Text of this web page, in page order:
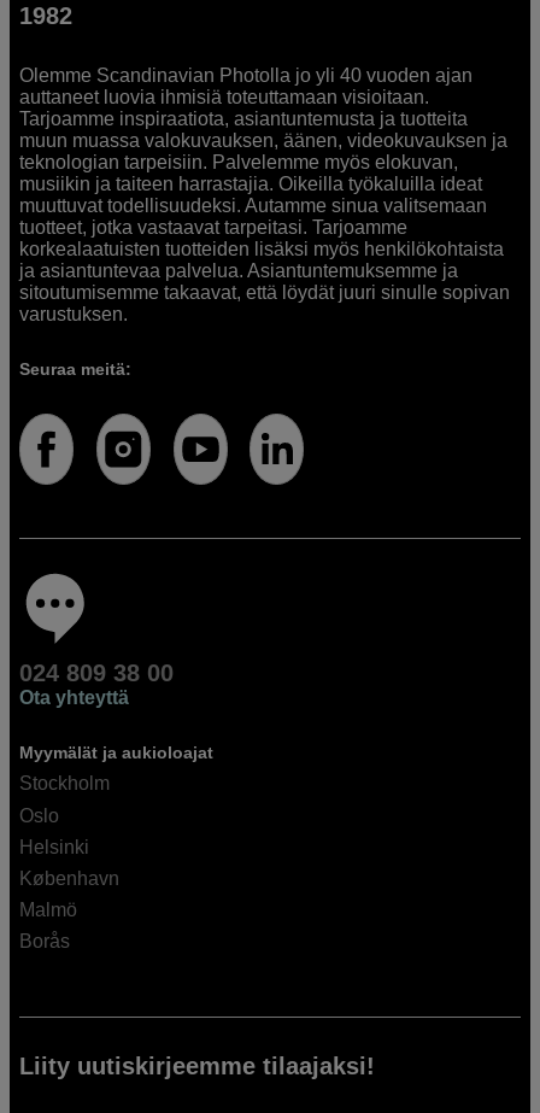
1982
Olemme Scandinavian Photolla jo yli 40 vuoden ajan
auttaneet luovia ihmisiä toteuttamaan visioitaan.
Tarjoamme inspiraatiota, asiantuntemusta ja tuotteita
muun muassa valokuvauksen, äänen, videokuvauksen ja
teknologian tarpeisiin. Palvelemme myös elokuvan,
musiikin ja taiteen harrastajia. Oikeilla työkaluilla ideat
muuttuvat todellisuudeksi. Autamme sinua valitsemaan
tuotteet, jotka vastaavat tarpeitasi. Tarjoamme
korkealaatuisten tuotteiden lisäksi myös henkilökohtaista
ja asiantuntevaa palvelua. Asiantuntemuksemme ja
sitoutumisemme takaavat, että löydät juuri sinulle sopivan
varustuksen.
Seuraa meitä:
024 809 38 00
Ota yhteyttä
Myymälät ja aukioloajat
Stockholm
Oslo
Helsinki
København
Malmö
Borås
Liity uutiskirjeemme tilaajaksi!